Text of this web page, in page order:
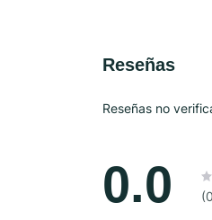
Reseñas
Reseñas no
0.0